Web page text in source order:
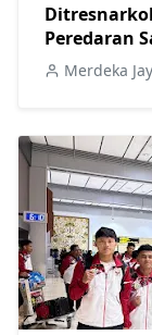
Peredaran
Satu
Merdeka